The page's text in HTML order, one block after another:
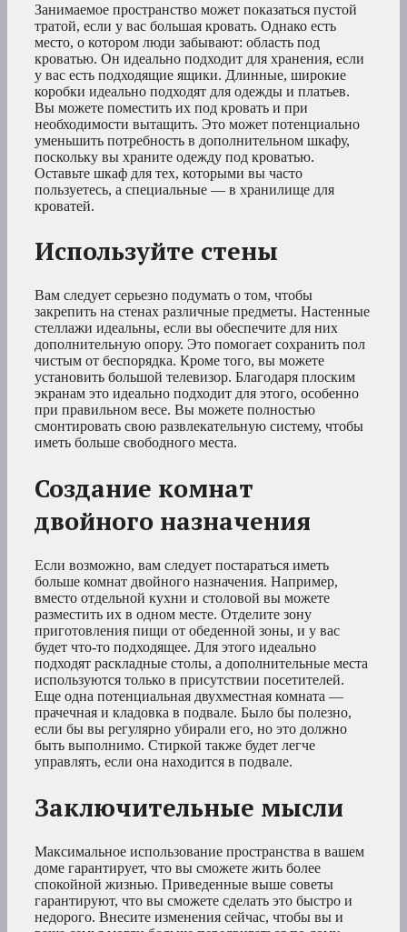
Занимаемое пространство может показаться пустой
тратой, если у вас большая кровать. Однако есть
место, о котором люди забывают: область под
кроватью. Он идеально подходит для хранения, если
у вас есть подходящие ящики. Длинные, широкие
коробки идеально подходят для одежды и платьев.
Вы можете поместить их под кровать и при
необходимости вытащить. Это может потенциально
уменьшить потребность в дополнительном шкафу,
поскольку вы храните одежду под кроватью.
Оставьте шкаф для тех, которыми вы часто
пользуетесь, а специальные — в хранилище для
кроватей.
Используйте стены
Вам следует серьезно подумать о том, чтобы
закрепить на стенах различные предметы. Настенные
стеллажи идеальны, если вы обеспечите для них
дополнительную опору. Это помогает сохранить пол
чистым от беспорядка. Кроме того, вы можете
установить большой телевизор. Благодаря плоским
экранам это идеально подходит для этого, особенно
при правильном весе. Вы можете полностью
смонтировать свою развлекательную систему, чтобы
иметь больше свободного места.
Создание комнат
двойного назначения
Если возможно, вам следует постараться иметь
больше комнат двойного назначения. Например,
вместо отдельной кухни и столовой вы можете
разместить их в одном месте. Отделите зону
приготовления пищи от обеденной зоны, и у вас
будет что-то подходящее. Для этого идеально
подходят раскладные столы, а дополнительные места
используются только в присутствии посетителей.
Еще одна потенциальная двухместная комната —
прачечная и кладовка в подвале. Было бы полезно,
если бы вы регулярно убирали его, но это должно
быть выполнимо. Стиркой также будет легче
управлять, если она находится в подвале.
Заключительные мысли
Максимальное использование пространства в вашем
доме гарантирует, что вы сможете жить более
спокойной жизнью. Приведенные выше советы
гарантируют, что вы сможете сделать это быстро и
недорого. Внесите изменения сейчас, чтобы вы и